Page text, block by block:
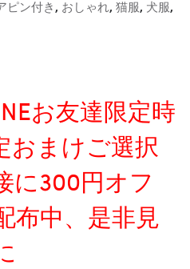
ピン付き, おしゃれ, 猫服, 犬服,
お友達限定時
おまけご選択
に300円オフ
布中、是非見